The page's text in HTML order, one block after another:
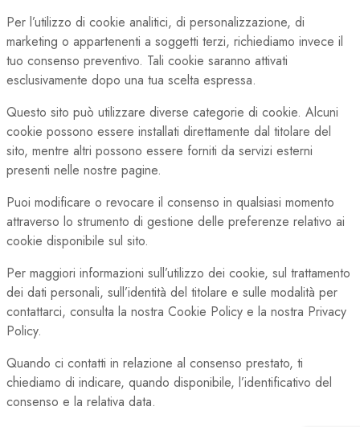
Per l’utilizzo di cookie analitici, di personalizzazione, di
marketing o appartenenti a soggetti terzi, richiediamo invece il
tuo consenso preventivo. Tali cookie saranno attivati
esclusivamente dopo una tua scelta espressa.
Questo sito può utilizzare diverse categorie di cookie. Alcuni
cookie possono essere installati direttamente dal titolare del
sito, mentre altri possono essere forniti da servizi esterni
presenti nelle nostre pagine.
Puoi modificare o revocare il consenso in qualsiasi momento
attraverso lo strumento di gestione delle preferenze relativo ai
cookie disponibile sul sito.
Per maggiori informazioni sull’utilizzo dei cookie, sul trattamento
dei dati personali, sull’identità del titolare e sulle modalità per
contattarci, consulta la nostra Cookie Policy e la nostra Privacy
Policy.
Quando ci contatti in relazione al consenso prestato, ti
chiediamo di indicare, quando disponibile, l’identificativo del
consenso e la relativa data.